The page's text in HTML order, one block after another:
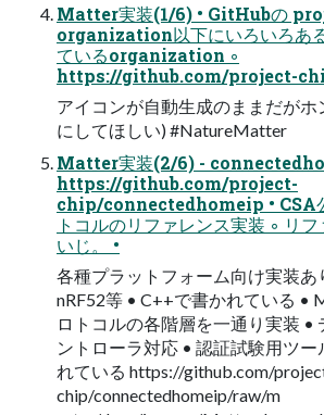
Matter実装(1/6) • GitHubの
organization以下にいろいろあ
ているorganization ◦
https://github.com/project-
アイコンが自動生成のままだがホ
にしてほしい) #NatureMatter
Matter実装(2/6) -
https://github.com/project-
chip/connectedhomeip • CSA
トコルのリファレンス実装 ◦ リ
いじ。 •
各種プラットフォーム向け実装あ
nRF52等 • C++で書かれている •
ロトコルの各階層を一通り実装 •
ントローラ対応 • 認証試験用ツ
れている https://github.com/
chip/connectedhomeip/raw/m